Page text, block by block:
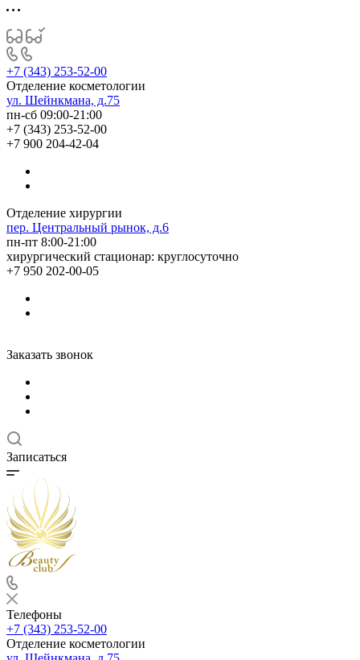
+7 (343) 253-52-00
Отделение косметологии
ул. Шейнкмана, д.75
пн-сб 09:00-21:00
+7 (343) 253-52-00
+7 900 204-42-04
Отделение хирургии
пер. Центральный рынок, д.6
пн-пт 8:00-21:00
хирургический стационар: круглосуточно
+7 950 202-00-05
Заказать звонок
Записаться
Телефоны
+7 (343) 253-52-00
Отделение косметологии